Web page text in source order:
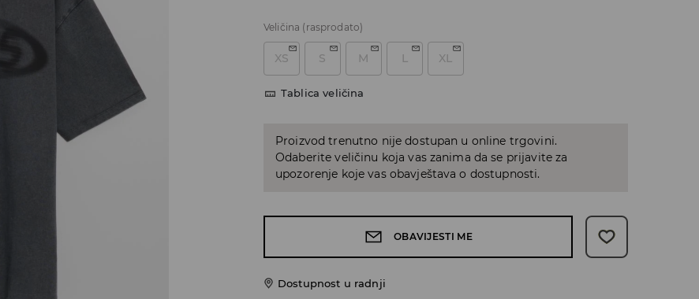
Veličina (rasprodato)
XS S M L XL
Tablica veličina
Proizvod trenutno nije dostupan u online trgovini.
Odaberite veličinu koja vas zanima da se prijavite za
upozorenje koje vas obavještava o dostupnosti.
OBAVIJESTI ME
Dostupnost u radnji